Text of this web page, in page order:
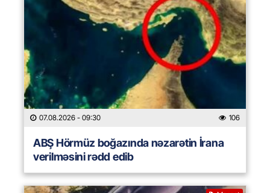
07.08.2026 - 09:30 106
ABŞ Hörmüz boğazında nəzarətin İrana
verilməsini rədd edib